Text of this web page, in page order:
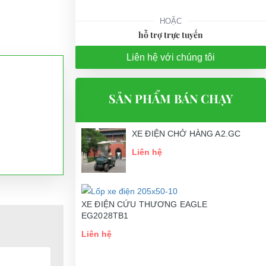
HOẶC
hỗ trợ trực tuyến
Liên hệ với chúng tôi
SẢN PHẨM BÁN CHẠY
XE ĐIỆN CHỞ HÀNG A2.GC
Liên hệ
XE ĐIỆN CỨU THƯƠNG EAGLE
EG2028TB1
Liên hệ